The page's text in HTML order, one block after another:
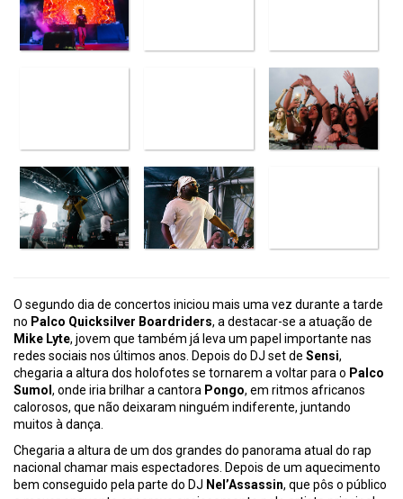
O segundo dia de concertos iniciou mais uma vez durante a tarde
no Palco Quicksilver Boardriders, a destacar-se a atuação de
Mike Lyte, jovem que também já leva um papel importante nas
redes sociais nos últimos anos. Depois do DJ set de Sensi,
chegaria a altura dos holofotes se tornarem a voltar para o Palco
Sumol , onde iria brilhar a cantora Pongo, em ritmos africanos
calorosos, que não deixaram ninguém indiferente, juntando
muitos à dança.
Chegaria a altura de um dos grandes do panorama atual do rap
nacional chamar mais espectadores. Depois de um aquecimento
bem conseguido pela parte do DJ Nel’Assassin, que pôs o público